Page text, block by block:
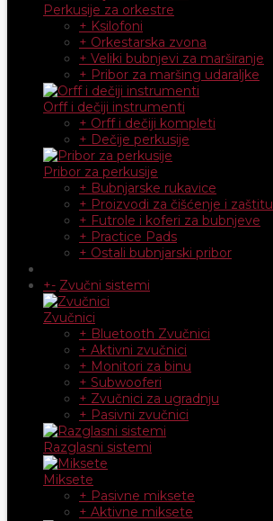
Perkusije za orkestre
+ Ksilofoni
+ Orkestarska zvona
+ Veliki bubnjevi za marširanje
+ Pribor za maršing udaraljke
Orff i dečiji instrumenti
+ Orff i dečiji kompleti
+ Dečije perkusije
Pribor za perkusije
+ Bubnjarske rukavice
+ Proizvodi za čišćenje i zaštitu
+ Futrole i koferi za bubnjeve
+ Practice Pads
+ Ostali bubnjarski pribor
+- Zvučni sistemi
Zvučnici
+ Bluetooth Zvučnici
+ Aktivni zvučnici
+ Monitori za binu
+ Subwooferi
+ Zvučnici za ugradnju
+ Pasivni zvučnici
Razglasni sistemi
Miksete
+ Pasivne miksete
+ Aktivne miksete